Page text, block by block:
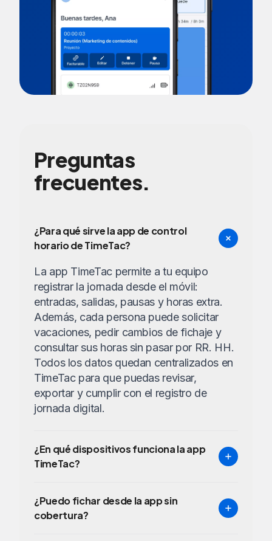
Preguntas
frecuentes.
¿Para qué sirve la app de control
horario de TimeTac?
La app TimeTac permite a tu equipo
registrar la jornada desde el móvil:
entradas, salidas, pausas y horas extra.
Además, cada persona puede solicitar
vacaciones, pedir cambios de fichaje y
consultar sus horas sin pasar por RR. HH.
Todos los datos quedan centralizados en
TimeTac para que puedas revisar,
exportar y cumplir con el registro de
jornada digital.
¿En qué dispositivos funciona la app
TimeTac?
¿Puedo fichar desde la app sin
cobertura?